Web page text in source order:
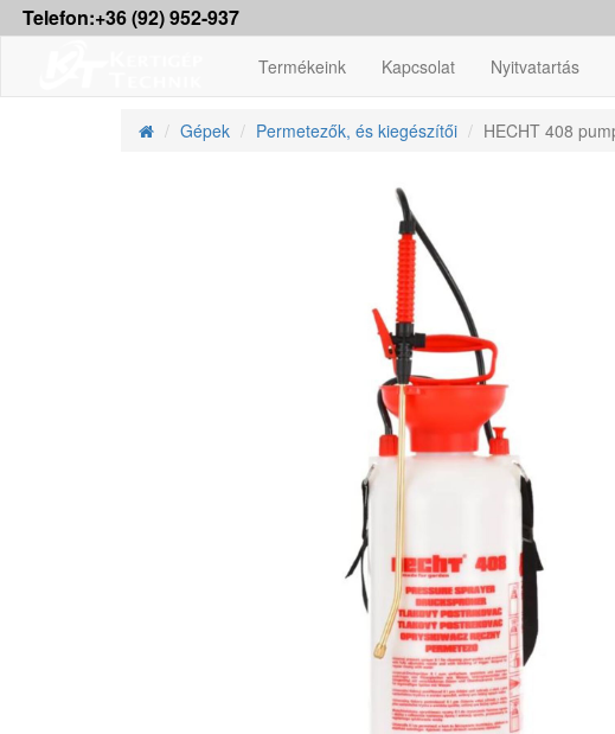
Telefon:+36 (92) 952-937
Termékeink Kapcsolat Nyitvatartás
Gépek Permetezők, és kiegészítői HECHT 408